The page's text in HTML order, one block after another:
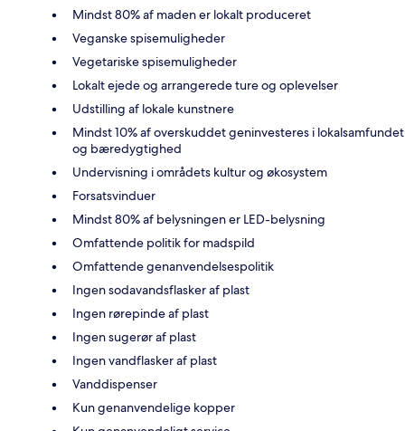
Mindst 80% af maden er lokalt produceret
Veganske spisemuligheder
Vegetariske spisemuligheder
Lokalt ejede og arrangerede ture og oplevelser
Udstilling af lokale kunstnere
Mindst 10% af overskuddet geninvesteres i lokalsamfundet
og bæredygtighed
Undervisning i områdets kultur og økosystem
Forsatsvinduer
Mindst 80% af belysningen er LED-belysning
Omfattende politik for madspild
Omfattende genanvendelsespolitik
Ingen sodavandsflasker af plast
Ingen rørepinde af plast
Ingen sugerør af plast
Ingen vandflasker af plast
Vanddispenser
Kun genanvendelige kopper